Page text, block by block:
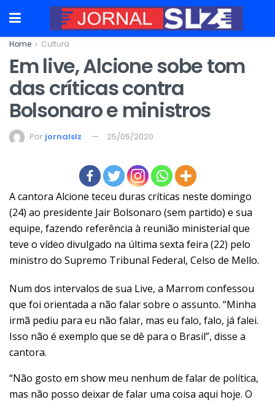
Home Cultura
Em live, Alcione sobe tom
das críticas contra
Bolsonaro e ministros
Por jornalslz 25/05/2020
A cantora Alcione teceu duras críticas neste domingo
(24) ao presidente Jair Bolsonaro (sem partido) e sua
equipe, fazendo referência à reunião ministerial que
teve o vídeo divulgado na última sexta feira (22) pelo
ministro do Supremo Tribunal Federal, Celso de Mello.
Num dos intervalos de sua Live, a Marrom confessou
que foi orientada a não falar sobre o assunto. “Minha
irmã pediu para eu não falar, mas eu falo, falo, já falei.
Isso não é exemplo que se dê para o Brasil”, disse a
cantora.
“Não gosto em show meu nenhum de falar de política,
mas não posso deixar de falar uma coisa aqui hoje. O